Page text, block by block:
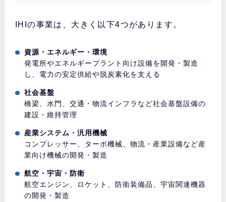
IHIの事業は、大きく以下4つがあります。
資源・エネルギー・環境
発電所やエネルギープラント向け設備を開発・製造
し、電力の安定供給や脱炭素化を支える
社会基盤
橋梁、水門、交通・物流インフラなど社会基盤設備の
建設・維持管理
産業システム・汎用機械
コンプレッサー、ターボ機械、物流・産業設備など産
業向け機械の開発・製造
航空・宇宙・防衛
航空エンジン、ロケット、防衛装備品、宇宙関連機器
の開発・製造